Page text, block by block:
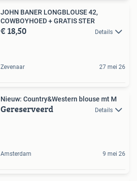
JOHN BANER LONGBLOUSE 42,
COWBOYHOED + GRATIS STER
€ 18,50 Details
Zevenaar 27 mei 26
Nieuw: Country&Western blouse mt M
Gereserveerd Details
Amsterdam 9 mei 26